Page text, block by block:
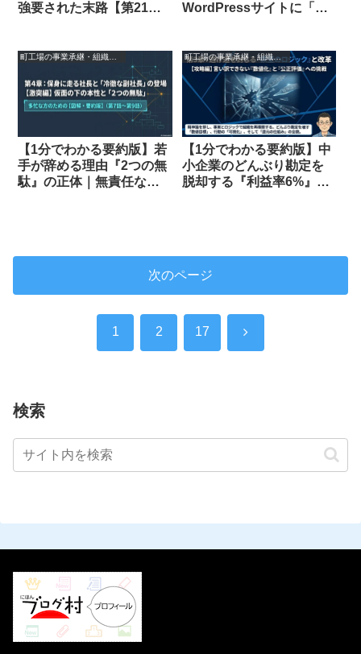
強要された末路【第21
WordPressサイトに「AI
【1分でわかる要約版】若
手が辞める理由『2つの無
駄』の正体｜無責任な社
町工場の事業承継・組織改革の実録
【1分でわかる要約版】中
小企業のどんぶり勘定を
脱却する『利益率6%』の
次のページ
1 2 17 次
検索